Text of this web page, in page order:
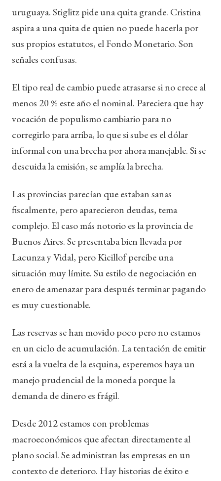
uruguaya. Stiglitz pide una quita grande. Cristina
aspira a una quita de quien no puede hacerla por
sus propios estatutos, el Fondo Monetario. Son
señales confusas.
El tipo real de cambio puede atrasarse si no crece al
menos 20 % este año el nominal. Pareciera que hay
vocación de populismo cambiario para no
corregirlo para arriba, lo que si sube es el dólar
informal con una brecha por ahora manejable. Si se
descuida la emisión, se amplía la brecha.
Las provincias parecían que estaban sanas
fiscalmente, pero aparecieron deudas, tema
complejo. El caso más notorio es la provincia de
Buenos Aires. Se presentaba bien llevada por
Lacunza y Vidal, pero Kicillof percibe una
situación muy límite. Su estilo de negociación en
enero de amenazar para después terminar pagando
es muy cuestionable.
Las reservas se han movido poco pero no estamos
en un ciclo de acumulación. La tentación de emitir
está a la vuelta de la esquina, esperemos haya un
manejo prudencial de la moneda porque la
demanda de dinero es frágil.
Desde 2012 estamos con problemas
macroeconómicos que afectan directamente al
plano social. Se administran las empresas en un
contexto de deterioro. Hay historias de éxito e